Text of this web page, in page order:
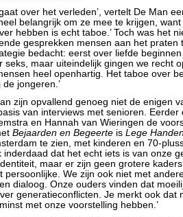
over het verleden’, vertelt De Man
belangrijk om ze mee te krijgen,
hebben is echt taboe.’ Toch was het
gesprekken mensen aan het praten
bedacht: eerst over liefde
seks, maar uiteindelijk gingen we recht
heel openhartig. Het taboe over
jongeren.’
zijn opvallend genoeg niet de enigen
van interviews met senioren. Eerder
en Hannah van Wieringen de
Bejaarden en Begeerte is Lege
te zien, met kinderen en 70-
inderdaad dat het echt iets is van onze
maar er zijn geen grotere
persoonlijke. We zijn ook niet met
dialoog. Onze ouders vinden dat
generatieconflicten. Je merkt ook dat
met onze voorstelling hebben.’